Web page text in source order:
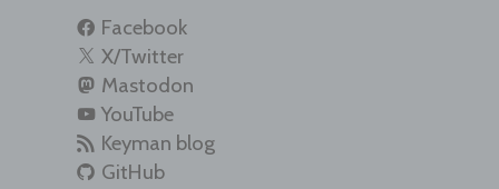
Facebook
X/Twitter
Mastodon
YouTube
Keyman blog
GitHub